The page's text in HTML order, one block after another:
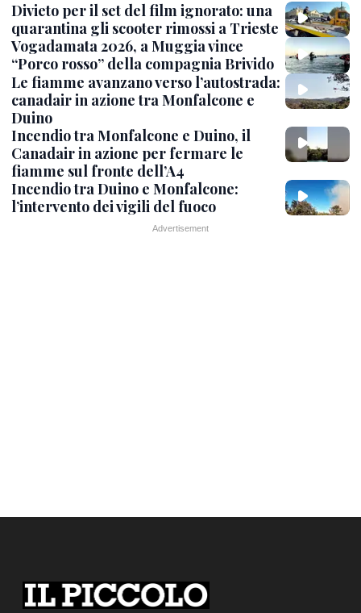
Divieto per il set del film ignorato: una
quarantina gli scooter rimossi a Trieste
Vogadamata 2026, a Muggia vince
“Porco rosso” della compagnia Brivido
Le fiamme avanzano verso l’autostrada:
canadair in azione tra Monfalcone e
Duino
Incendio tra Monfalcone e Duino, il
Canadair in azione per fermare le
fiamme sul fronte dell’A4
Incendio tra Duino e Monfalcone:
l’intervento dei vigili del fuoco